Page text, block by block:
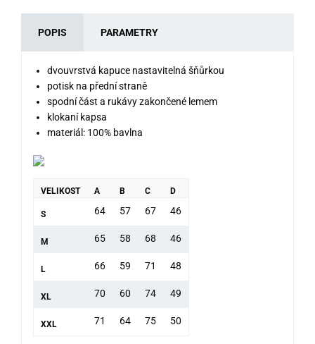
POPIS PARAMETRY
dvouvrstvá kapuce nastavitelná šňůrkou
potisk na přední straně
spodní část a rukávy zakončené lemem
klokaní kapsa
materiál: 100% bavlna
VELIKOST A B C D
S 64 57 67 46
M 65 58 68 46
L 66 59 71 48
XL 70 60 74 49
XXL 71 64 75 50